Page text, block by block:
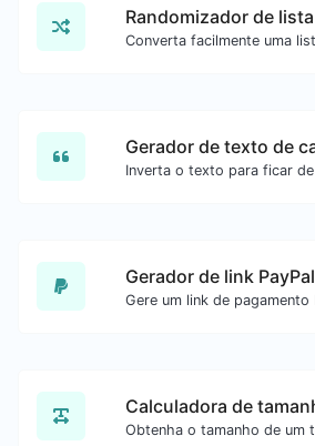
Randomizador de lista
Gerador de link PayPal